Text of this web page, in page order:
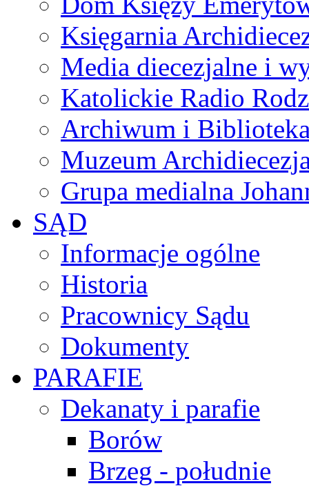
Księgarnia
Media diecezjalne i
Katolickie Radio
Archiwum i
Muzeum
Grupa medialna
SĄD
Informacje ogólne
Historia
Pracownicy Sądu
Dokumenty
PARAFIE
Dekanaty i parafie
Borów
Brzeg - południe